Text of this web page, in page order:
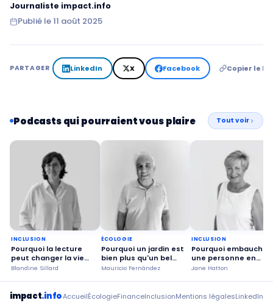
Journaliste impact.info
Publié le11 août 2025
PARTAGER LinkedIn X Facebook Copier le
Podcasts qui pourraient vous plaire Tout voir
INCLUSION
Pourquoi la lecture
peut changer la vie
des seniors ?
Blandine Sillard
ÉCOLOGIE
Pourquoi un jardin est
bien plus qu'un bel
espace ?
Mauricio Fernández
INCLUSION
Pourquoi embaucher
une personne en
situation de
Jane Hatton
impact.infoAccueilÉcologieFinanceInclusionMentions légalesLinkedIn